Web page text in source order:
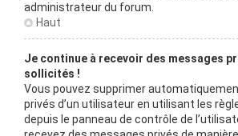
administrateur du forum.
Haut
Je continue à recevoir des messages
sollicités !
Vous pouvez supprimer
privés d’un utilisateur en utilisant les
depuis le panneau de contrôle de